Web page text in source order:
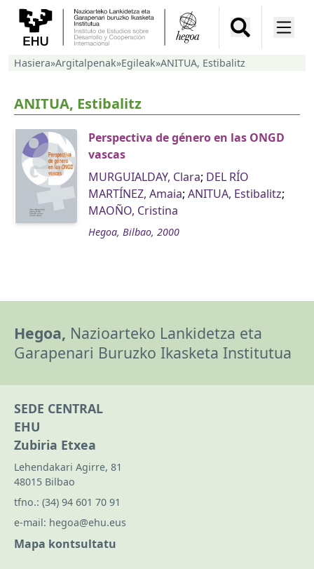
Hasiera»Argitalpenak»Egileak»ANITUA, Estibalitz
ANITUA, Estibalitz
Perspectiva de género en las ONGD
vascas
MURGUIALDAY, Clara; DEL RÍO
MARTÍNEZ, Amaia; ANITUA, Estibalitz;
MAOÑO, Cristina
Hegoa, Bilbao, 2000
Hegoa, Nazioarteko Lankidetza eta
Garapenari Buruzko Ikasketa Institutua
SEDE CENTRAL
EHU
Zubiria Etxea
Lehendakari Agirre, 81
48015 Bilbao
tfno.: (34) 94 601 70 91
e-mail: hegoa@ehu.eus
Mapa kontsultatu